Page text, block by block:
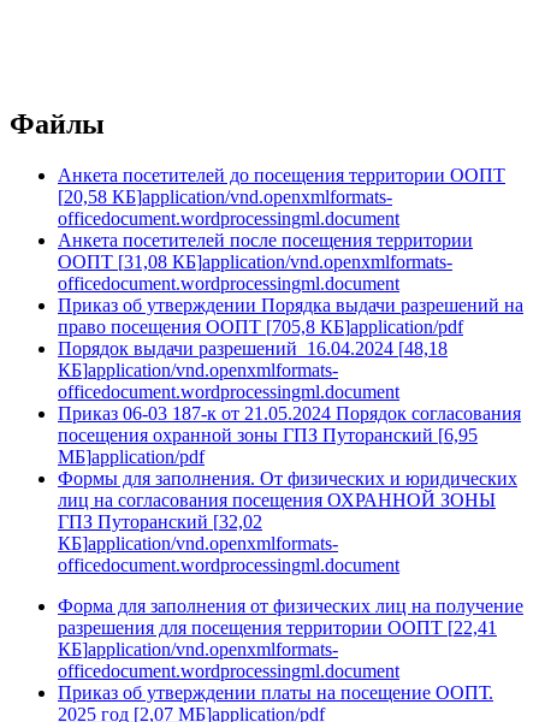
Файлы
Анкета посетителей до посещения территории ООПТ
[20,58 КБ]application/vnd.openxmlformats-
officedocument.wordprocessingml.document
Анкета посетителей после посещения территории
ООПТ [31,08 КБ]application/vnd.openxmlformats-
officedocument.wordprocessingml.document
Приказ об утверждении Порядка выдачи разрешений на
право посещения ООПТ [705,8 КБ]application/pdf
Порядок выдачи разрешений_16.04.2024 [48,18
КБ]application/vnd.openxmlformats-
officedocument.wordprocessingml.document
Приказ 06-03 187-к от 21.05.2024 Порядок согласования
посещения охранной зоны ГПЗ Путоранский [6,95
МБ]application/pdf
Формы для заполнения. От физических и юридических
лиц на согласования посещения ОХРАННОЙ ЗОНЫ
ГПЗ Путоранский [32,02
КБ]application/vnd.openxmlformats-
officedocument.wordprocessingml.document
Форма для заполнения от физических лиц на получение
разрешения для посещения территории ООПТ [22,41
КБ]application/vnd.openxmlformats-
officedocument.wordprocessingml.document
Приказ об утверждении платы на посещение ООПТ.
2025 год [2,07 МБ]application/pdf